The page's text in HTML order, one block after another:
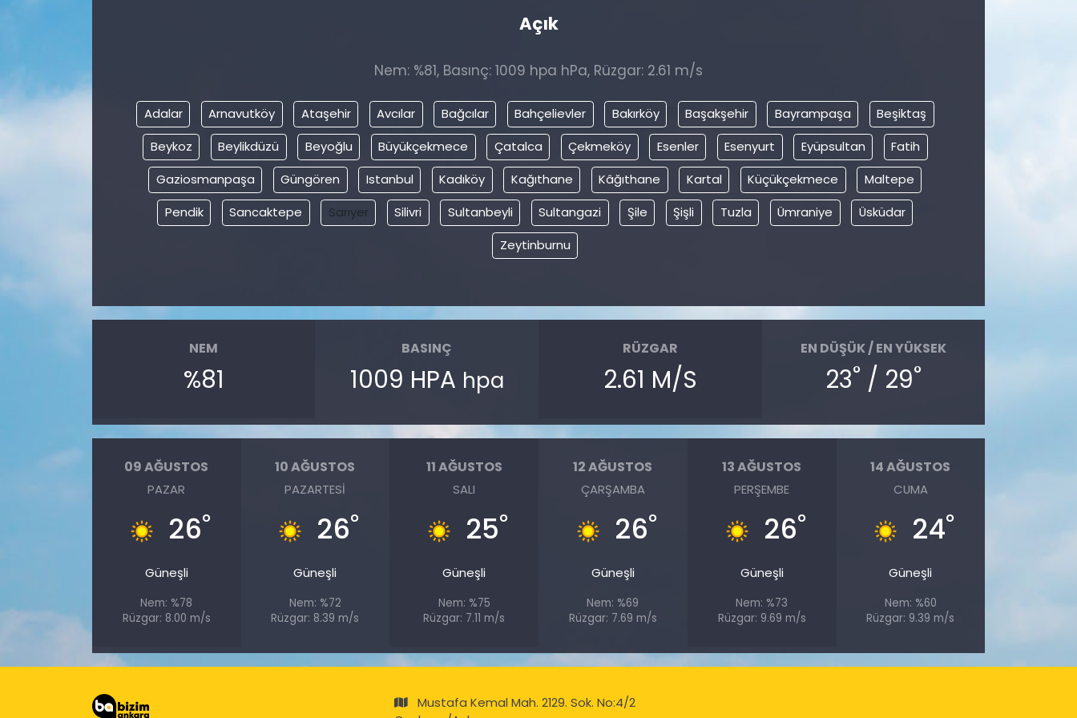
Açık
Nem: %81, Basınç: 1009 hpa hPa, Rüzgar: 2.61 m/s
Adalar Arnavutköy Ataşehir Avcılar Bağcılar Bahçelievler Bakırköy Başakşehir Bayrampaşa
Beşiktaş
Beykoz
Beylikdüzü Beyoğlu Büyükçekmece Çatalca Çekmeköy Esenler Esenyurt Eyüpsultan
Fatih
Gaziosmanpaşa
Güngören Istanbul Kadıköy Kağıthane Kâğıthane Kartal Küçükçekmece
Maltepe
Pendik
Sancaktepe Sarıyer Silivri Sultanbeyli Sultangazi Şile Şişli Tuzla Ümraniye
Üsküdar
Zeytinburnu
NEM
%81
BASINÇ
1009 HPA hpa
RÜZGAR
2.61 M/S
EN DÜŞÜK / EN YÜKSEK
23° / 29°
09 AĞUSTOS
PAZAR
26°
Güneşli
Nem: %78
Rüzgar: 8.00 m/s
10 AĞUSTOS
PAZARTESI
26°
Güneşli
Nem: %72
Rüzgar: 8.39 m/s
11 AĞUSTOS
SALI
25°
Güneşli
Nem: %75
Rüzgar: 7.11 m/s
12 AĞUSTOS
ÇARŞAMBA
26°
Güneşli
Nem: %69
Rüzgar: 7.69 m/s
13 AĞUSTOS
PERŞEMBE
26°
Güneşli
Nem: %73
Rüzgar: 9.69 m/s
14 AĞUSTOS
CUMA
24°
Güneşli
Nem: %60
Rüzgar: 9.39 m/s
Mustafa Kemal Mah. 2129. Sok. No:4/2